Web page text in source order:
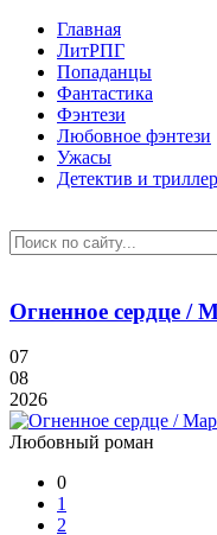
Главная
ЛитРПГ
Попаданцы
Фантастика
Фэнтези
Любовное фэнтези
Ужасы
Детектив и триллер
Огненное сердце /
07
08
2026
Любовный роман
0
1
2